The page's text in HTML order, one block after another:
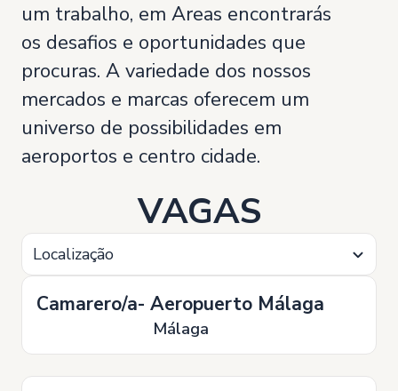
um trabalho, em Areas encontrarás
os desafios e oportunidades que
procuras. A variedade dos nossos
mercados e marcas oferecem um
universo de possibilidades em
aeroportos e centro cidade.
VAGAS
Localização
Camarero/a- Aeropuerto Málaga
Málaga